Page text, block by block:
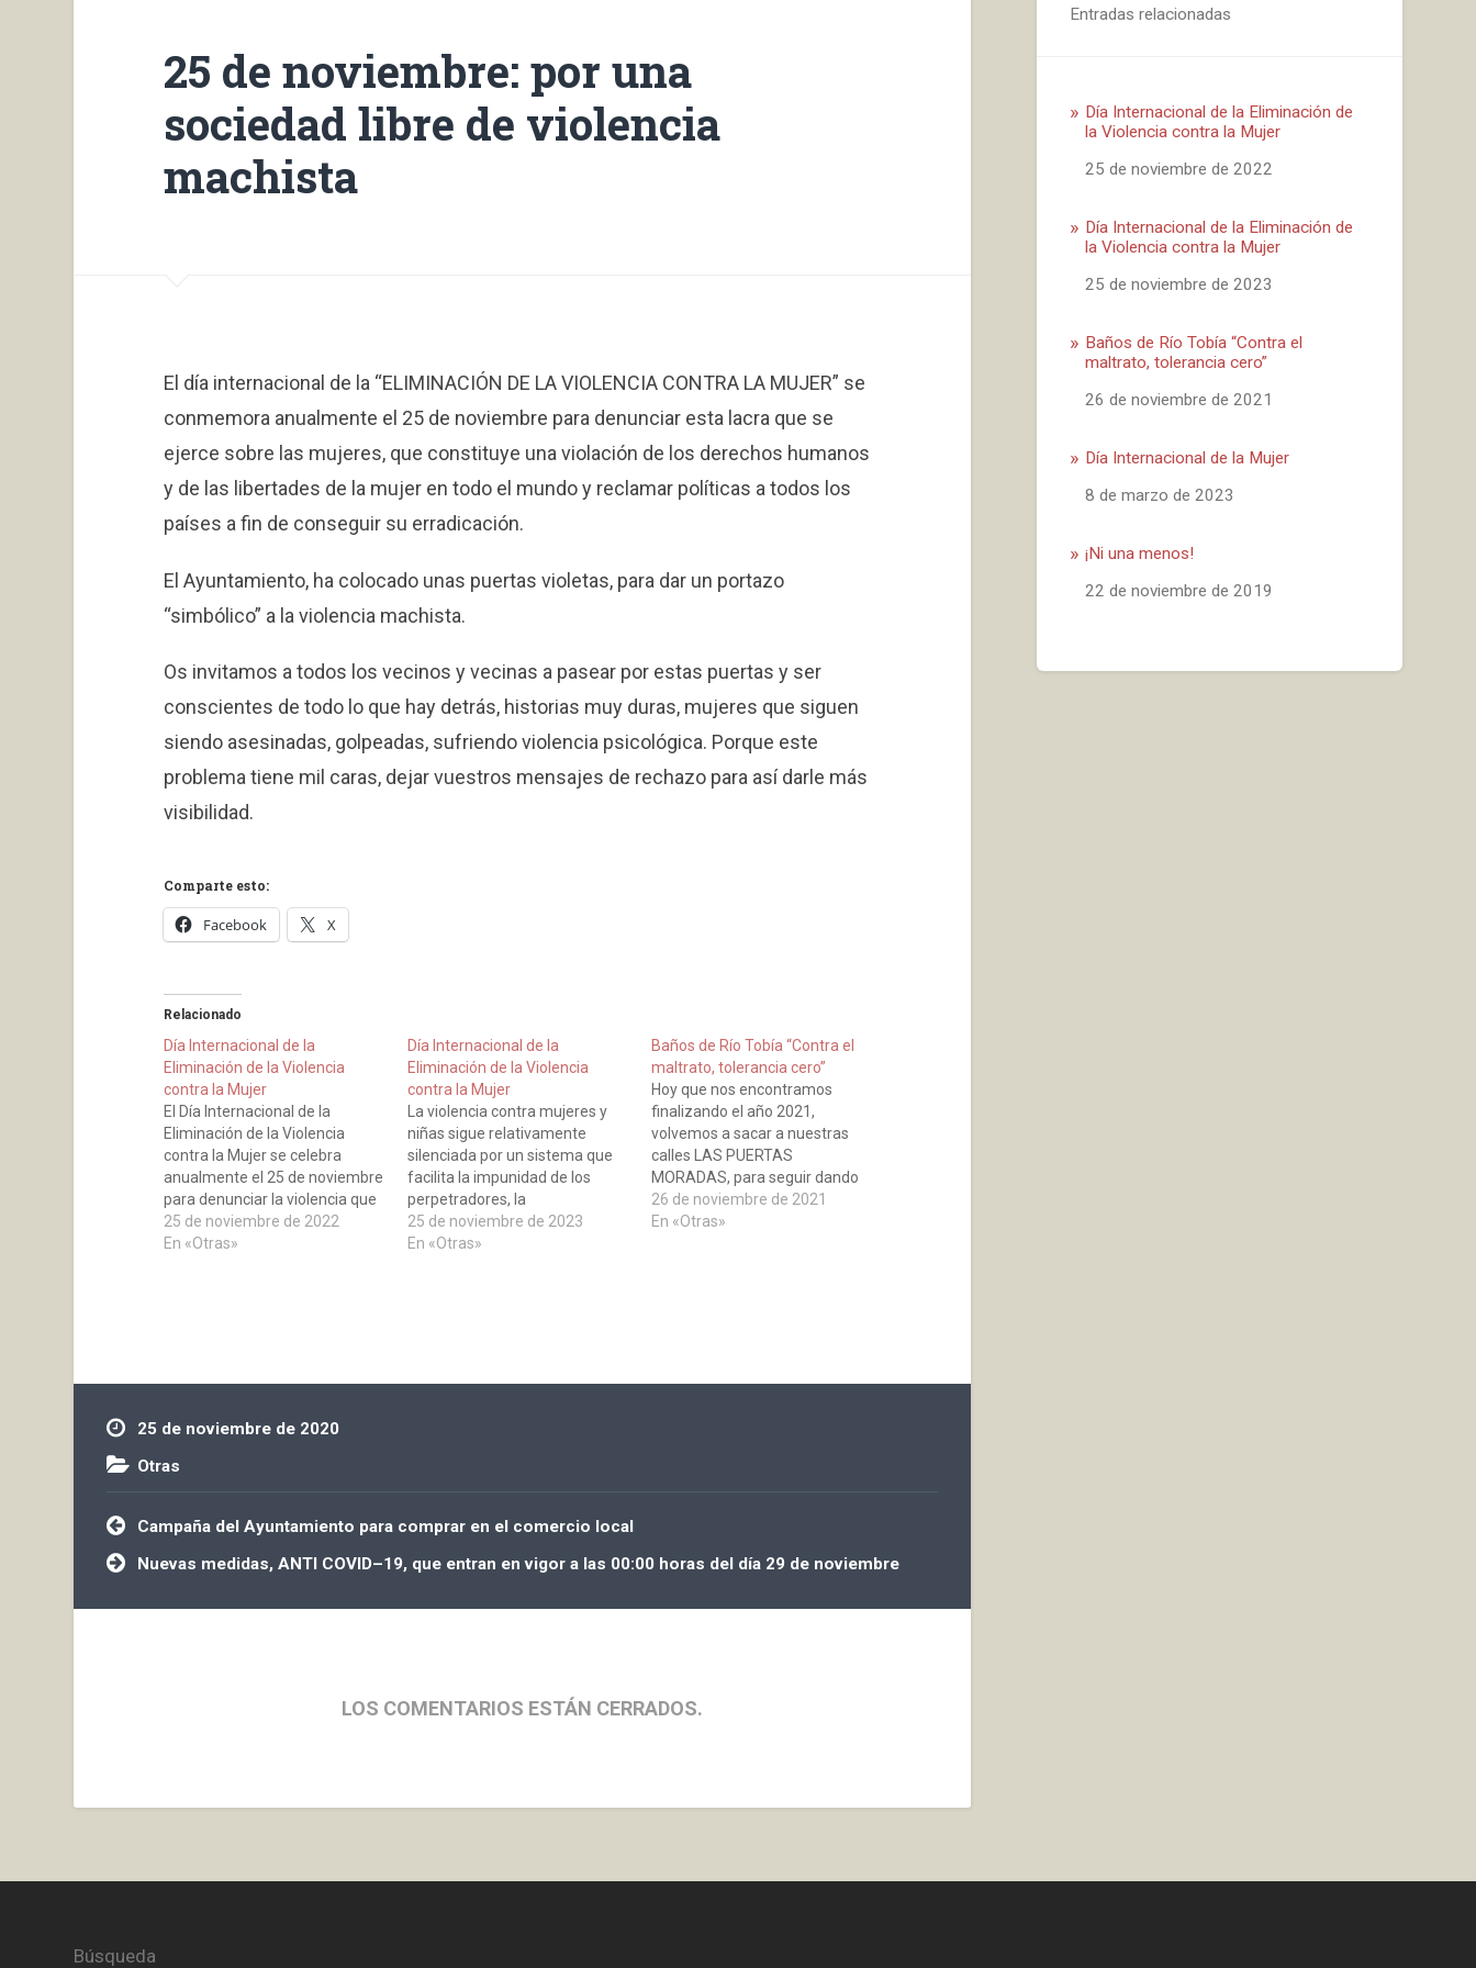
25 de noviembre: por una
sociedad libre de violencia
machista
El día internacional de la “ELIMINACIÓN DE LA VIOLENCIA CONTRA LA MUJER” se
conmemora anualmente el 25 de noviembre para denunciar esta lacra que se
ejerce sobre las mujeres, que constituye una violación de los derechos humanos
y de las libertades de la mujer en todo el mundo y reclamar políticas a todos los
países a fin de conseguir su erradicación.
El Ayuntamiento, ha colocado unas puertas violetas, para dar un portazo
“simbólico” a la violencia machista.
Os invitamos a todos los vecinos y vecinas a pasear por estas puertas y ser
conscientes de todo lo que hay detrás, historias muy duras, mujeres que siguen
siendo asesinadas, golpeadas, sufriendo violencia psicológica. Porque este
problema tiene mil caras, dejar vuestros mensajes de rechazo para así darle más
visibilidad.
Comparte esto:
Facebook X
Relacionado
Día Internacional de la
Eliminación de la Violencia
contra la Mujer
El Día Internacional de la
Eliminación de la Violencia
contra la Mujer se celebra
anualmente el 25 de noviembre
para denunciar la violencia que
se ejerce sobre las mujeres en
todo el mundo y reclamar
25 de noviembre de 2022
En «Otras»
Día Internacional de la
Eliminación de la Violencia
contra la Mujer
La violencia contra mujeres y
niñas sigue relativamente
silenciada por un sistema que
facilita la impunidad de los
perpetradores, la
estigmatización social y la
vergüenza que sufren las
25 de noviembre de 2023
En «Otras»
Baños de Río Tobía “Contra el
maltrato, tolerancia cero”
Hoy que nos encontramos
finalizando el año 2021,
volvemos a sacar a nuestras
calles LAS PUERTAS
MORADAS, para seguir dando
portazos:· 36 portazos por
cada mujer que ha sido
26 de noviembre de 2021
En «Otras»
25 de noviembre de 2020
Otras
Navegación
de
entradas
Campaña del Ayuntamiento para comprar en el comercio local
Nuevas medidas, ANTI COVID–19, que entran en vigor a las 00:00 horas del día 29 de noviembre
LOS COMENTARIOS ESTÁN CERRADOS.
Entradas relacionadas
Día Internacional de la Eliminación de
la Violencia contra la Mujer
Fecha
25 de noviembre de 2022
Día Internacional de la Eliminación de
la Violencia contra la Mujer
Fecha
25 de noviembre de 2023
Baños de Río Tobía “Contra el
maltrato, tolerancia cero”
Fecha
26 de noviembre de 2021
Día Internacional de la Mujer
Fecha
8 de marzo de 2023
¡Ni una menos!
Fecha
22 de noviembre de 2019
Búsqueda